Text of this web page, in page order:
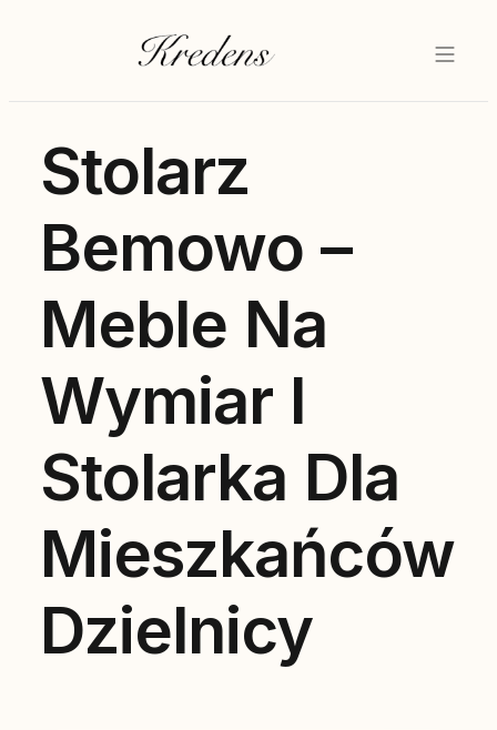
Stolarz
Bemowo –
Meble Na
Wymiar I
Stolarka Dla
Mieszkańców
Dzielnicy